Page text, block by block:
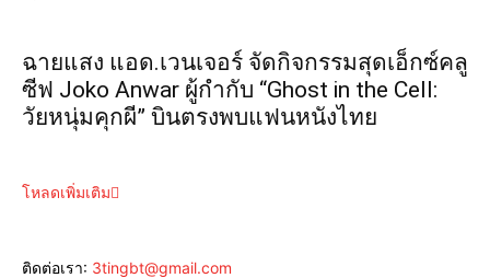
ฉายแสง แอด.เวนเจอร์ จัดกิจกรรมสุดเอ็กซ์คลู
ซีฟ Joko Anwar ผู้กำกับ “Ghost in the Cell:
วัยหนุ่มคุกผี” บินตรงพบแฟนหนังไทย
โหลดเพิ่มเติม
ติดต่อเรา: 3tingbt@gmail.com